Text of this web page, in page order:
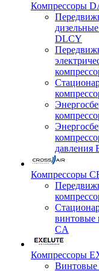
Компрессоры
DLCY
давления
Компрессоры
винтовые
CA
Компрессоры
Винтовые